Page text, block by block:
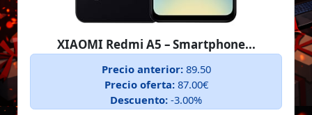
XIAOMI Redmi A5 – Smartphone...
Precio anterior:89.50
Precio oferta:87.00€
Descuento: -3.00%